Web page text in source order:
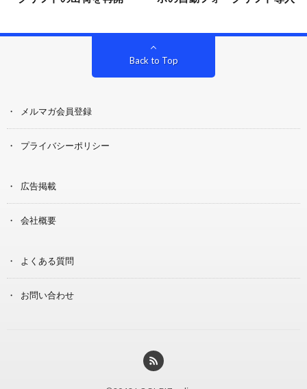
Back to Top
メルマガ会員登録
プライバシーポリシー
広告掲載
会社概要
よくある質問
お問い合わせ